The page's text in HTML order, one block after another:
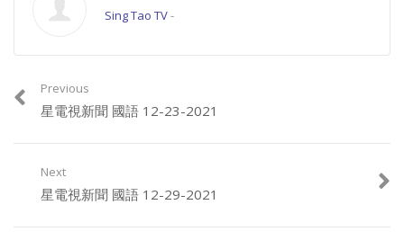
Sing Tao TV-
Previous
星電視新聞 國語 12-23-2021
Next
星電視新聞 國語 12-29-2021